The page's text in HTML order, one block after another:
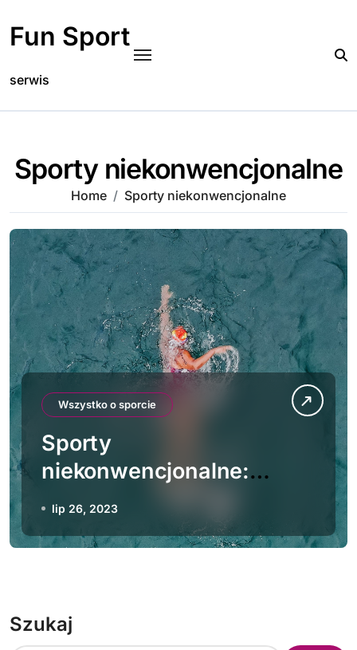
content
Fun Sport
serwis
Sporty niekonwencjonalne
Home Sporty niekonwencjonalne
Wszystko o sporcie
Sporty
niekonwencjonalne:
Odkrywanie niszowych
lip 26, 2023
Szukaj